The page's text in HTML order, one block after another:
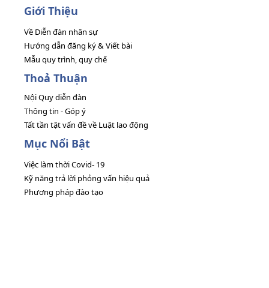
Giới Thiệu
Về Diễn đàn nhân sự
Hướng dẫn đăng ký & Viết bài
Mẫu quy trình, quy chế
Thoả Thuận
Nội Quy diễn đàn
Thông tin - Góp ý
Tất tần tật vấn đề về Luật lao động
Mục Nổi Bật
Việc làm thời Covid- 19
Kỹ năng trả lời phỏng vấn hiệu quả
Phương pháp đào tạo